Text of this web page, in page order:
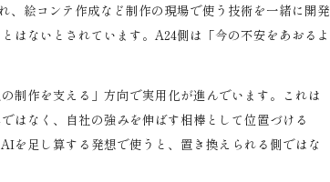
、絵コンテ作成など制作の現場で使う技術を一緒に開発
はないとされています。A24側は「今の不安をあおるよ
制作を支える」方向で実用化が進んでいます。これは
はなく、自社の強みを伸ばす相棒として位置づける
を足し算する発想で使うと、置き換えられる側ではな